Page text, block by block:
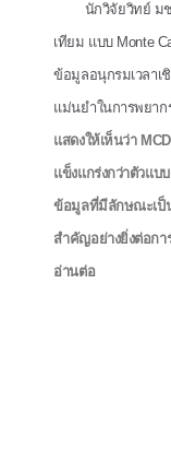
นักวิจัยวิทย์ มช.
เทียม แบบ Monte
ข้อมูลอนุกรมเวลาเ
แม่นยำในการพยา
แสดงให้เห็นว่า
แข็งแกร่งกว่าตัวแบ
ข้อมูลที่มีลักษณะเป็
สำคัญอย่างยิ่งต่อกา
อ่านต่อ